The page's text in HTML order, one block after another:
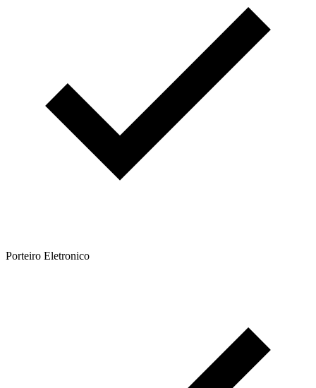
Porteiro Eletronico